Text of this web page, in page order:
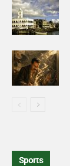
Sports